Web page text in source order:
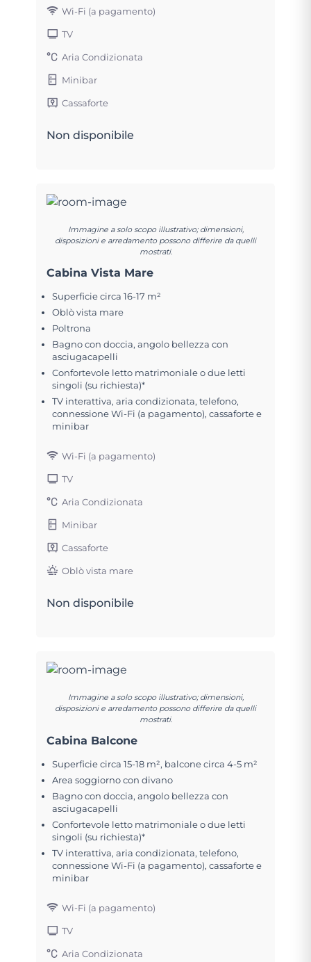
Wi-Fi (a pagamento)
TV
Aria Condizionata
Minibar
Cassaforte
Non disponibile
Immagine a solo scopo illustrativo; dimensioni,
disposizioni e arredamento possono differire da quelli
mostrati.
Cabina Vista Mare
Superficie circa 16-17 m²
Oblò vista mare
Poltrona
Bagno con doccia, angolo bellezza con
asciugacapelli
Confortevole letto matrimoniale o due letti
singoli (su richiesta)*
TV interattiva, aria condizionata, telefono,
connessione Wi-Fi (a pagamento), cassaforte e
minibar
Wi-Fi (a pagamento)
TV
Aria Condizionata
Minibar
Cassaforte
Oblò vista mare
Non disponibile
Immagine a solo scopo illustrativo; dimensioni,
disposizioni e arredamento possono differire da quelli
mostrati.
Cabina Balcone
Superficie circa 15-18 m², balcone circa 4-5 m²
Area soggiorno con divano
Bagno con doccia, angolo bellezza con
asciugacapelli
Confortevole letto matrimoniale o due letti
singoli (su richiesta)*
TV interattiva, aria condizionata, telefono,
connessione Wi-Fi (a pagamento), cassaforte e
minibar
Wi-Fi (a pagamento)
TV
Aria Condizionata